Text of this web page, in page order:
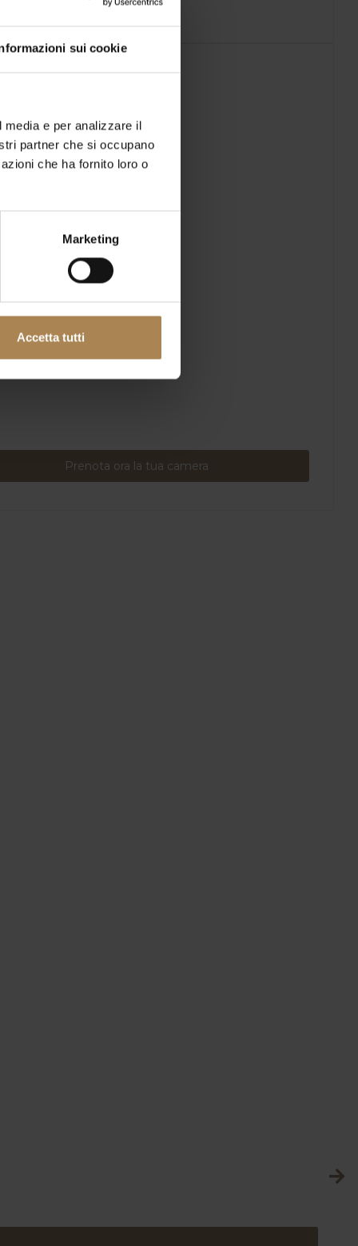
sui cookie
e per analizzare il
partner che si occupano
che ha fornito loro o
Marketing
Accetta tutti
Prenota ora la tua camera